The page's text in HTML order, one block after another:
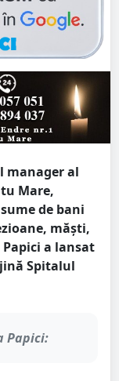
manager al
Mare,
de bani
măști,
a lansat
Spitalul
Papici: